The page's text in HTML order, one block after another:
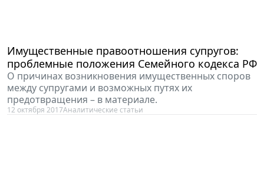
Имущественные правоотношения супругов:
проблемные положения Семейного кодекса РФ
О причинах возникновения имущественных споров
между супругами и возможных путях их
предотвращения – в материале.
12 октября 2017Аналитические статьи